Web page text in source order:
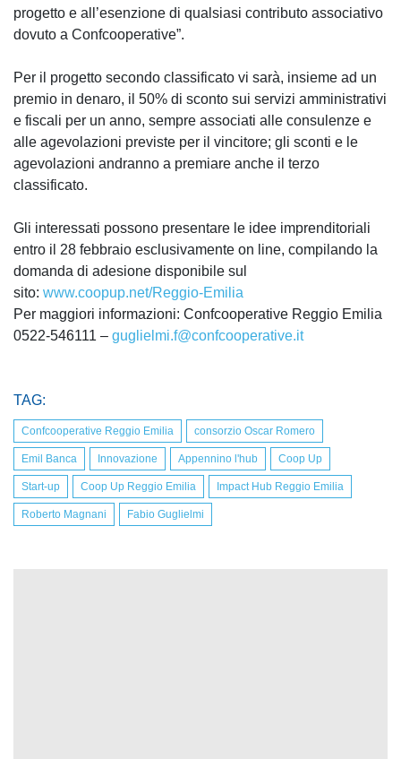
progetto e all’esenzione di qualsiasi contributo associativo
dovuto a Confcooperative”.
Per il progetto secondo classificato vi sarà, insieme ad un
premio in denaro, il 50% di sconto sui servizi amministrativi
e fiscali per un anno, sempre associati alle consulenze e
alle agevolazioni previste per il vincitore; gli sconti e le
agevolazioni andranno a premiare anche il terzo
classificato.
Gli interessati possono presentare le idee imprenditoriali
entro il 28 febbraio esclusivamente on line, compilando la
domanda di adesione disponibile sul
sito: www.coopup.net/Reggio-Emilia
Per maggiori informazioni: Confcooperative Reggio Emilia
0522-546111 – guglielmi.f@confcooperative.it
TAG:
Confcooperative Reggio Emilia consorzio Oscar Romero
Emil Banca Innovazione Appennino l'hub Coop Up
Start-up Coop Up Reggio Emilia Impact Hub Reggio Emilia
Roberto Magnani Fabio Guglielmi